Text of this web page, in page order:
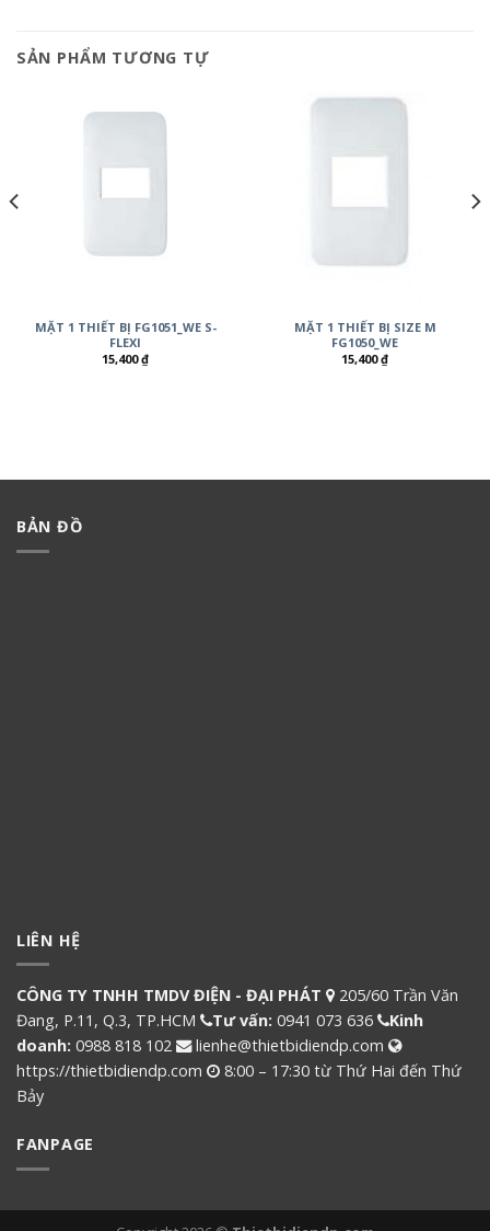
SẢN PHẨM TƯƠNG TỰ
MẶT 1 THIẾT BỊ FG1051_WE S-
FLEXI
15,400₫
MẶT 1 THIẾT BỊ SIZE M
FG1050_WE
15,400₫
BẢN ĐỒ
LIÊN HỆ
CÔNG TY TNHH TMDV ĐIỆN - ĐẠI PHÁT
205/60 Trần Văn
Đang, P.11, Q.3, TP.HCM
Tư vấn: 0941 073 636
Kinh
doanh: 0988 818 102
lienhe@thietbidiendp.com
https://thietbidiendp.com
8:00 – 17:30 từ Thứ Hai đến Thứ
Bảy
FANPAGE